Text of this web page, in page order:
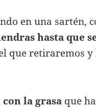
en una sartén,
hasta que
que retiraremos
con la grasa que